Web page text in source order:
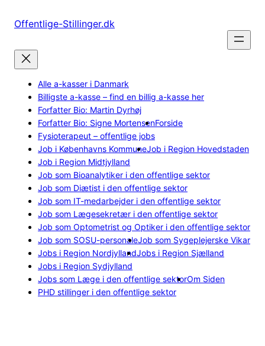
Offentlige-Stillinger.dk
Alle a-kasser i Danmark
Billigste a-kasse – find en billig a-kasse her
Forfatter Bio: Martin Dyrhøj
Forfatter Bio: Signe MortensenForside
Fysioterapeut – offentlige jobs
Job i Københavns KommuneJob i Region Hovedstaden
Job i Region Midtjylland
Job som Bioanalytiker i den offentlige sektor
Job som Diætist i den offentlige sektor
Job som IT-medarbejder i den offentlige sektor
Job som Lægesekretær i den offentlige sektor
Job som Optometrist og Optiker i den offentlige sektor
Job som SOSU-personaleJob som Sygeplejerske Vikar
Jobs i Region NordjyllandJobs i Region Sjælland
Jobs i Region Sydjylland
Jobs som Læge i den offentlige sektorOm Siden
PHD stillinger i den offentlige sektor